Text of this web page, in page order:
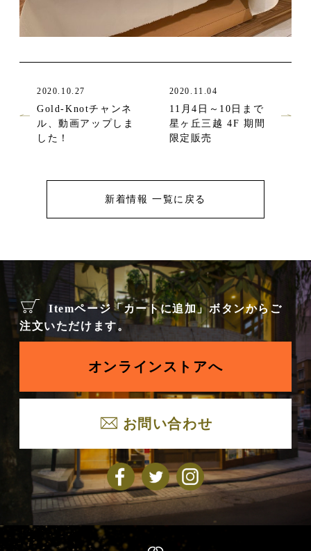
2020.10.27
Gold-Knotチャンネ
ル、動画アップしま
した！
2020.11.04
11月4日～10日まで
星ヶ丘三越 4F 期間
限定販売
新着情報 一覧に戻る
Itemページ「カートに追加」ボタンからご
注文いただけます。
オンラインストアへ
お問い合わせ